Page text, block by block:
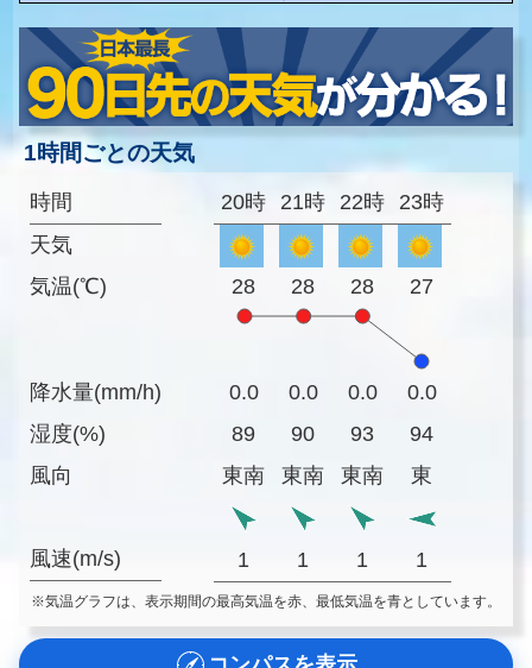
1時間ごとの天気
時間
天気
気温(℃)
降水量(mm/h)
湿度(%)
風向
風速(m/s)
20時 21時 22時 23時
28 28 28 27
0.0 0.0 0.0
0.0
89
90 93
94
東南
東南 東南 東
1 1 1 1
※気温グラフは、表示期間の最高気温を赤、最低気温を青としています。